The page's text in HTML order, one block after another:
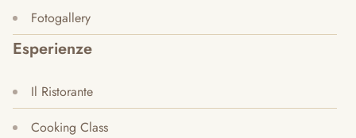
Fotogallery
Esperienze
Il Ristorante
Cooking Class